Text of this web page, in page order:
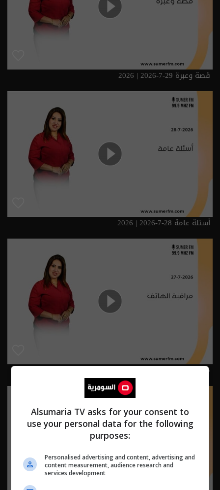
قصة وعبرة 29-7-2026 | 2026
أسئلة عامة 28-7-2026 | 2026
مراقبة الهاتف 27-7-2026 | 2026
Alsumaria TV asks for your consent to
use your personal data for the following
purposes:
Personalised advertising and content, advertising and
content measurement, audience research and
services development